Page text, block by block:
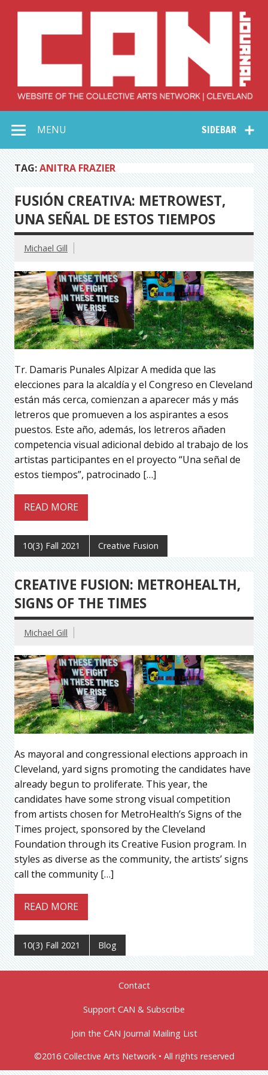
Collective Arts
Network –
CAN Journal
SIDEBAR
MENU
TAG:ANITRA FRAZIER
FUSIÓN CREATIVA: METROWEST,
UNA SEÑAL DE ESTOS TIEMPOS
Michael Gill
Tr. Damaris Punales Alpizar A medida que las
elecciones para la alcaldía y el Congreso en Cleveland
están más cerca, comienzan a aparecer más y más
letreros que promueven a los aspirantes a esos
puestos. Este año, además, los letreros añaden
competencia visual adicional debido al trabajo de los
artistas participantes en el proyecto “Una señal de
estos tiempos”, patrocinado […]
READ MORE
10(3) Fall 2021 Creative Fusion
CREATIVE FUSION: METROHEALTH,
SIGNS OF THE TIMES
Michael Gill
As mayoral and congressional elections approach in
Cleveland, yard signs promoting the candidates have
already begun to proliferate. This year, the
candidates have some strong visual competition
from artists chosen for MetroHealth’s Signs of the
Times project, sponsored by the Cleveland
Foundation through its Creative Fusion program. In
styles as diverse as the community, the artists’ signs
call the community […]
READ MORE
10(3) Fall 2021 Blog
Contact
Support CAN & Subscribe
Join the CAN Journal Mailing List
©2016 Collective Arts Network • All rights reserved